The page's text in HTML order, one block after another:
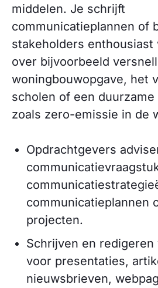
middelen. Je schrijft
communicatieplannen of
stakeholders enthousiast
over bijvoorbeeld
woningbouwopgave, het
scholen of een
zoals zero-emissie in de
Opdrachtgevers
communicatieplannen
projecten.
Schrijven en redigeren
voor presentaties,
nieuwsbrieven,